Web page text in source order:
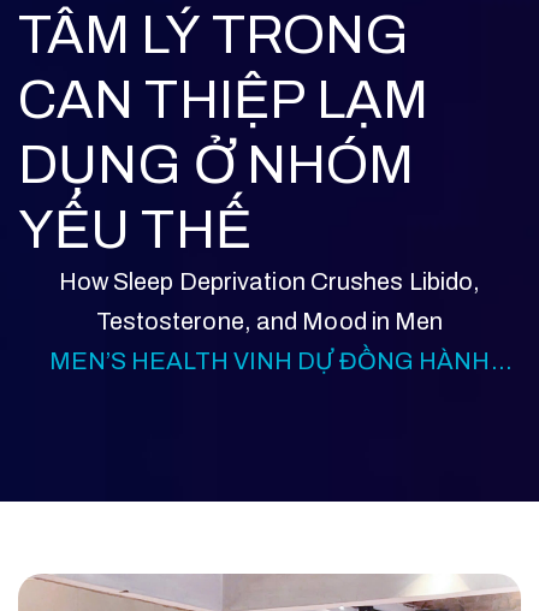
TÂM LÝ TRONG
CAN THIỆP LẠM
DỤNG Ở NHÓM
YẾU THẾ
How Sleep Deprivation Crushes Libido,
Testosterone, and Mood in Men
MEN’S HEALTH VINH DỰ ĐỒNG HÀNH